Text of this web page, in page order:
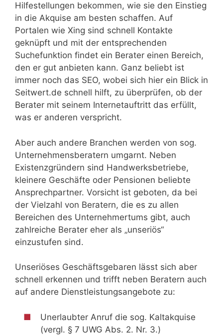
Hilfestellungen bekommen, wie sie den Einstieg
in die Akquise am besten schaffen. Auf
Portalen wie Xing sind schnell Kontakte
geknüpft und mit der entsprechenden
Suchefunktion findet ein Berater einen Bereich,
den er gut anbieten kann. Ganz beliebt ist
immer noch das SEO, wobei sich hier ein Blick in
Seitwert.de schnell hilft, zu überprüfen, ob der
Berater mit seinem Internetauftritt das erfüllt,
was er anderen verspricht.
Aber auch andere Branchen werden von sog.
Unternehmensberatern umgarnt. Neben
Existenzgründern sind Handwerksbetriebe,
kleinere Geschäfte oder Pensionen beliebte
Ansprechpartner. Vorsicht ist geboten, da bei
der Vielzahl von Beratern, die es zu allen
Bereichen des Unternehmertums gibt, auch
zahlreiche Berater eher als „unseriös“
einzustufen sind.
Unseriöses Geschäftsgebaren lässt sich aber
schnell erkennen und trifft neben Beratern auch
auf andere Dienstleistungsangebote zu:
Unerlaubter Anruf die sog. Kaltakquise
(vergl. § 7 UWG Abs. 2. Nr. 3.)